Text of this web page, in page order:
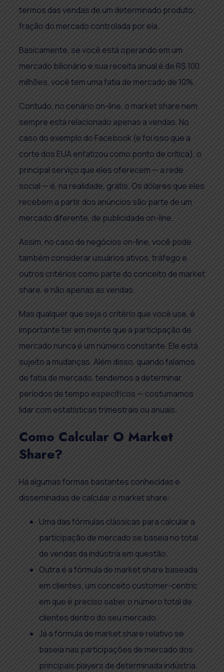
termos das vendas de um determinado produto;
fração do mercado controlada por ela.
Basicamente, se você está operando em um
mercado bilionário e sua receita anual é de R$ 100
milhões, você tem uma fatia de mercado de 10%.
Contudo, no cenário on-line, o market share nem
sempre está relacionado apenas a vendas. No
caso do exemplo do Facebook (e foi isso que a
corte dos EUA enfatizou como ponto de crítica), o
principal serviço que eles oferecem — a rede
social — é, na realidade, grátis. Os dólares que eles
recebem a partir dos anúncios são parte de um
mercado diferente, de publicidade on-line.
Assim, no caso de negócios on-line, você pode
também considerar usuários ativos, tráfego e
outros critérios como parte do conceito de market
share, e não apenas as vendas.
Mas qualquer que seja o critério que você use, é
importante ter em mente que a participação de
mercado nunca é um número constante. Ele está
sujeito a mudanças. Além disso, quando falamos
de fatia de mercado, tendemos a determinar
períodos de tempo específicos — costumamos
lidar com estatísticas trimestrais ou anuais.
Como Calcular O Market
Share?
Há algumas formas bastantes conhecidas e
disseminadas de calcular o market share:
Uma das fórmulas clássicas para calcular a
participação de mercado se baseia no total
de vendas da indústria em questão.
Outra é a fórmula de market share baseada
em clientes, um conceito customer-centric
em que é preciso saber o número total de
clientes dentro do seu mercado.
Já a fórmula de market share relativo se
baseia nas participações de mercado dos
principais players de determinada indústria.